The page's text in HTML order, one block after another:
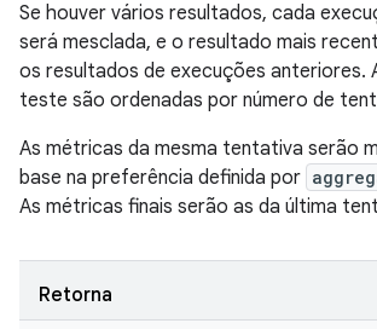
Se houver vários resultados, cada
será mesclada, e o resultado mais
os resultados de execuções anteriores.
teste são ordenadas por número de
As métricas da mesma tentativa serão
base na preferência definida por
As métricas finais serão as da última
Retorna